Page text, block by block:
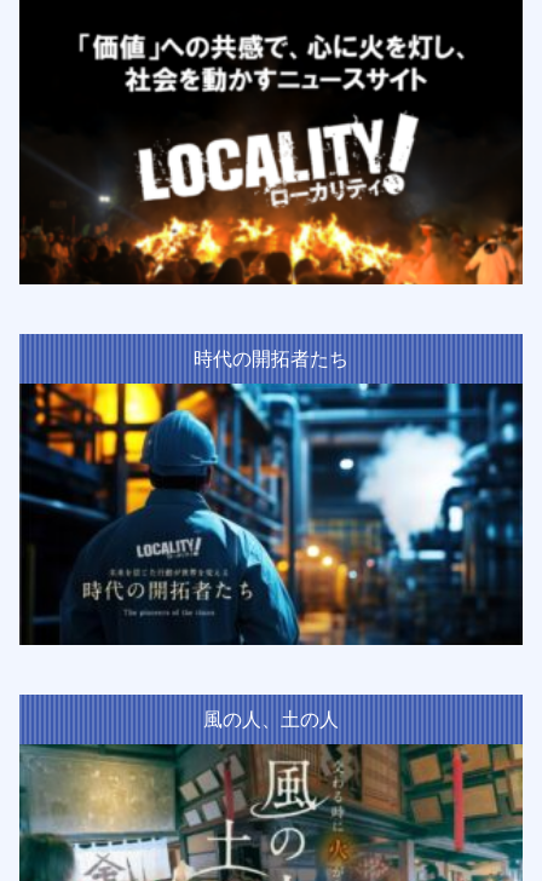
時代の開拓者たち
風の人、土の人